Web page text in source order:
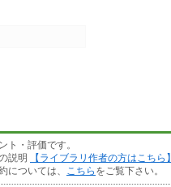
ト・評価です。
説明
【ライブラリ作者の方はこちら】
については、
こちら をご覧下さい。